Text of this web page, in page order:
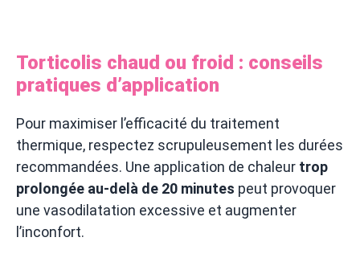
Torticolis chaud ou froid : conseils
pratiques d’application
Pour maximiser l’efficacité du traitement
thermique, respectez scrupuleusement les durées
recommandées. Une application de chaleur trop
prolongée au-delà de 20 minutes peut provoquer
une vasodilatation excessive et augmenter
l’inconfort.